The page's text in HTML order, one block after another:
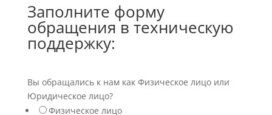
Заполните форму
обращения в техническую
поддержку:
Вы обращались к нам как Физическое лицо или
Юридическое лицо?
Физическое лицо